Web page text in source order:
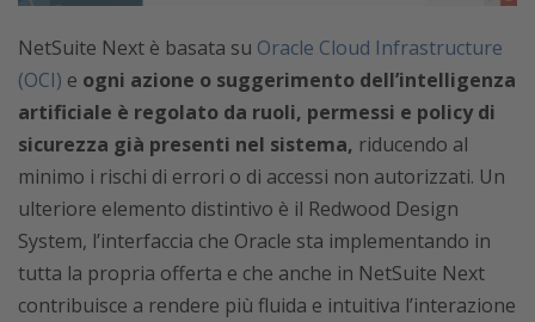
NetSuite Next è basata su Oracle Cloud Infrastructure
(OCI) e ogni azione o suggerimento dell’intelligenza
artificiale è regolato da ruoli, permessi e policy di
sicurezza già presenti nel sistema, riducendo al
minimo i rischi di errori o di accessi non autorizzati. Un
ulteriore elemento distintivo è il Redwood Design
System, l’interfaccia che Oracle sta implementando in
tutta la propria offerta e che anche in NetSuite Next
contribuisce a rendere più fluida e intuitiva l’interazione